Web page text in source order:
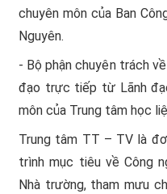
chuyên môn của Ban
Nguyên.
- Bộ phận chuyên trách
đạo trực tiếp từ Lãnh
môn của Trung tâm học
Trung tâm TT – TV là
trình mục tiêu về Công
Nhà trường, tham mưu